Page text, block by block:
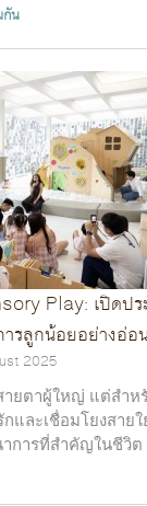
กัน
Play: เปิดปร
รลูกน้อยอย่างอ่อ
2025
ายตาผู้ใหญ่ แต่สำห
และเชื่อมโยงสาย
การที่สำคัญในชีวิต